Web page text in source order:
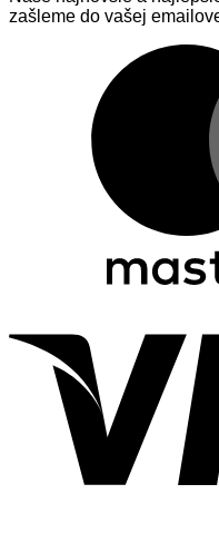
zašleme do vašej